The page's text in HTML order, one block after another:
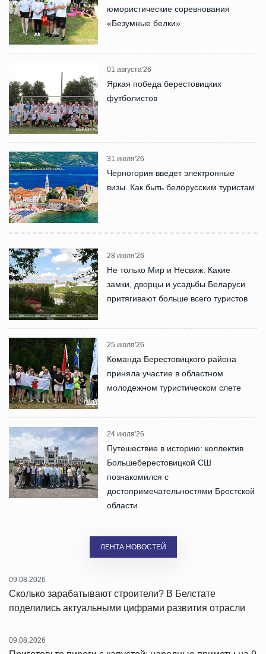
юмористические соревнования
«Безумные белки»
01 августа'26
Яркая победа берестовицких
футболистов
31 июля'26
Черногория введет электронные
визы. Как быть белорусским туристам
28 июля'26
Не только Мир и Несвиж. Какие
замки, дворцы и усадьбы Беларуси
притягивают больше всего туристов
25 июля'26
Команда Берестовицкого района
приняла участие в областном
молодежном туристическом слете
24 июля'26
Путешествие в историю: коллектив
Большеберестовицкой СШ
познакомился с
достопримечательностями Брестской
области
ЛЕНТА НОВОСТЕЙ
09.08.2026
Сколько зарабатывают строители? В Белстате
поделились актуальными цифрами развития отрасли
09.08.2026